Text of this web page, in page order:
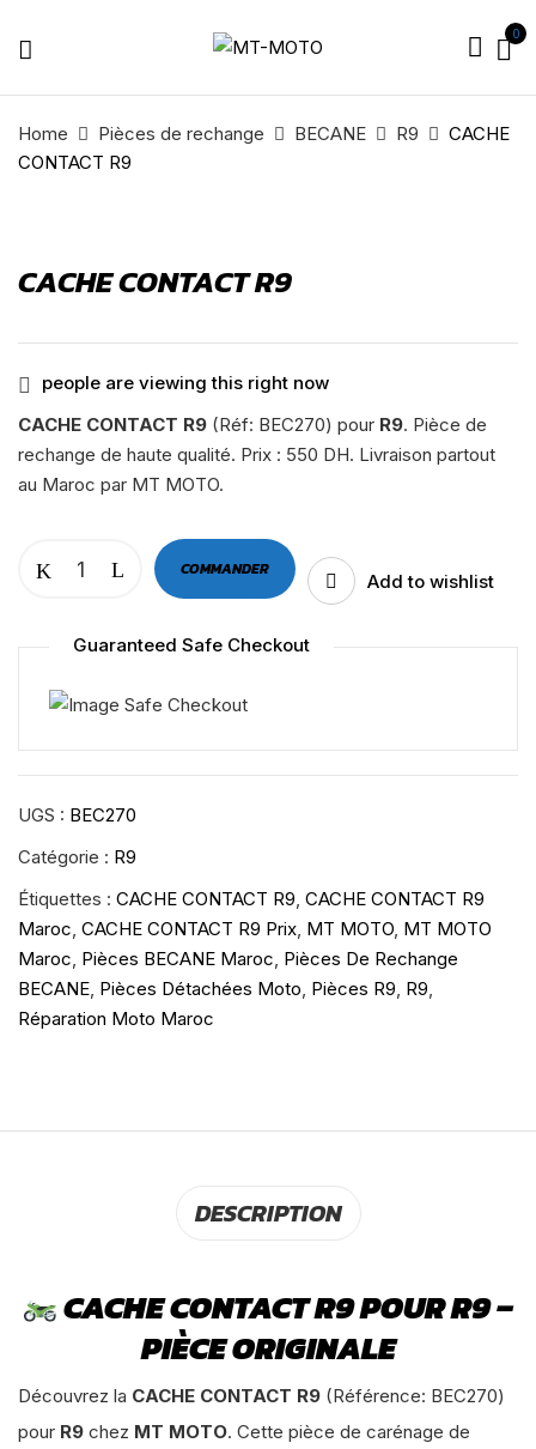
0
Home Pièces de rechange BECANE R9
CACHE
CONTACT R9
CACHE CONTACT R9
people are viewing this right now
CACHE CONTACT R9 (Réf: BEC270) pour R9. Pièce de
rechange de haute qualité. Prix : 550 DH. Livraison partout
au Maroc par MT MOTO.
COMMANDER
Add to wishlist
Guaranteed Safe Checkout
UGS : BEC270
Catégorie : R9
Étiquettes : CACHE CONTACT R9, CACHE CONTACT R9
Maroc, CACHE CONTACT R9 Prix, MT MOTO, MT MOTO
Maroc, Pièces BECANE Maroc, Pièces De Rechange
BECANE, Pièces Détachées Moto, Pièces R9, R9,
Réparation Moto Maroc
DESCRIPTION
CACHE CONTACT R9 POUR R9 –
PIÈCE ORIGINALE
Découvrez la CACHE CONTACT R9 (Référence: BEC270)
pour R9 chez MT MOTO. Cette pièce de carénage de